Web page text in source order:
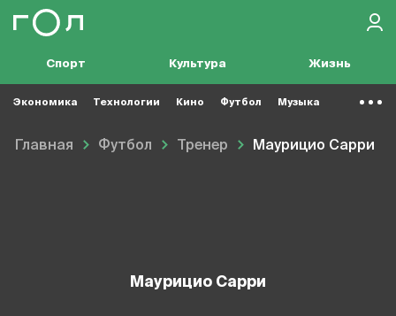
Спорт Культура Жизнь
Экономика Технологии Кино Футбол Музыка
Главная Футбол Тренер Маурицио Сарри
Маурицио Сарри